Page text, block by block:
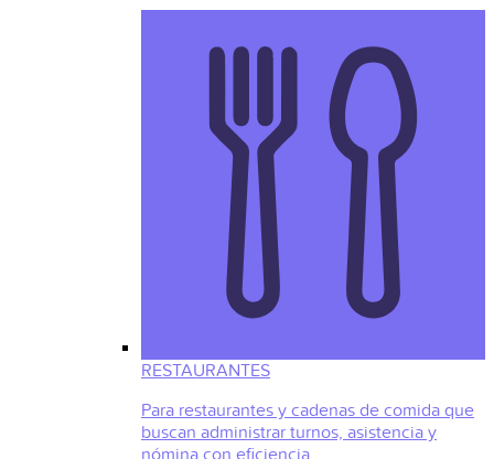
RESTAURANTES
Para restaurantes y cadenas de comida que
buscan administrar turnos, asistencia y